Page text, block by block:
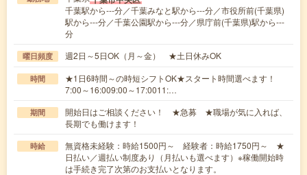
千葉駅から---分／千葉みなと駅から---分／市役所前(千葉県)
駅から---分／千葉公園駅から---分／県庁前(千葉県)駅から---
分
曜日頻度 週2日～5日OK（月～金） ★土日休みOK
時間
★1日6時間～の時短シフトOK★スタート時間選べます！
7:00～16:009:00～17:0011:…
期間
開始日はご相談ください！ ★急募 ★職場が気に入れば、
長期でも働けます！
時給
無資格未経験：時給1500円～ 経験者：時給1750円～ ★
日払い／週払い制度あり（月払いも選べます）※稼働開始時
は手続き完了次第のお支払いとなります。